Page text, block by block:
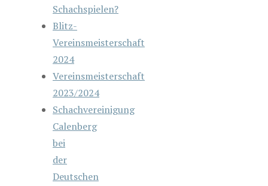
Schachspielen?
Blitz-
Vereinsmeisterschaft
2024
Vereinsmeisterschaft
2023/2024
Schachvereinigung
Calenberg
bei
der
Deutschen